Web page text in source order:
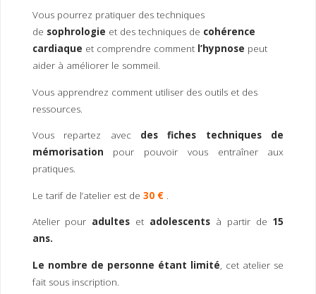
Vous pourrez pratiquer des techniques
de sophrologie et des techniques de cohérence
cardiaque et comprendre commentl’hypnose peut
aider à améliorer le sommeil.
Vous apprendrez comment utiliser des outils et des
ressources.
Vous repartez avec des fiches techniques de
mémorisation pour pouvoir vous entraîner aux
pratiques.
Le tarif de l’atelier est de 30€.
Atelier pour adultes et adolescents à partir de 15
ans.
Le nombre de personne étant limité, cet atelier se
fait sous inscription.